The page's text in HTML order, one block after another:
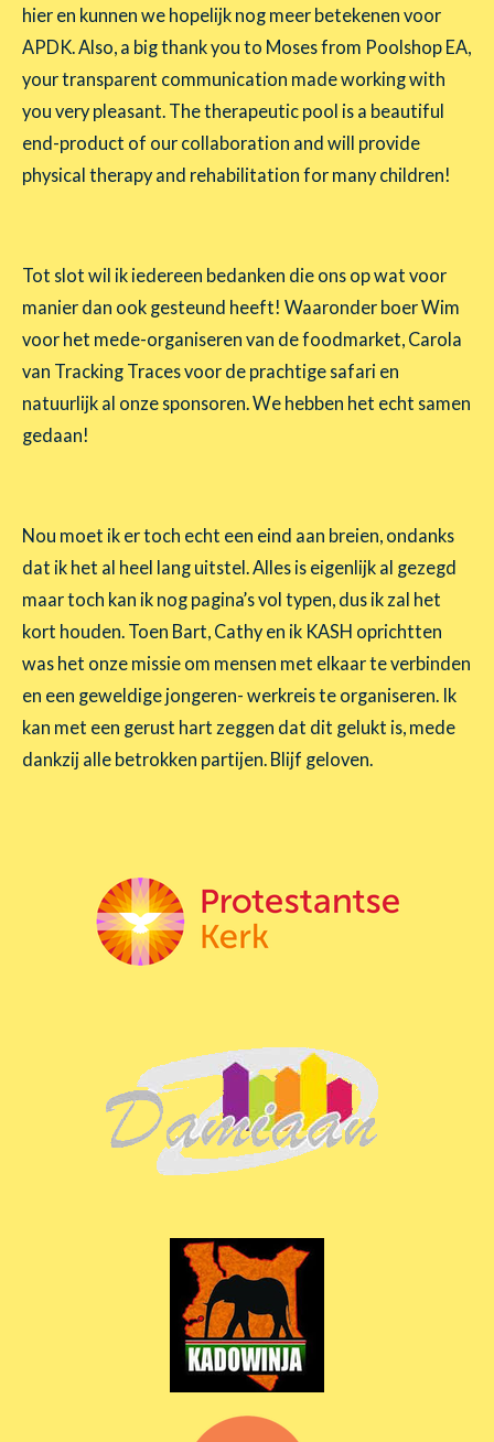
hier en kunnen we hopelijk nog meer betekenen voor
APDK. Also, a big thank you to Moses from Poolshop EA,
your transparent communication made working with
you very pleasant. The therapeutic pool is a beautiful
end-product of our collaboration and will provide
physical therapy and rehabilitation for many children!
Tot slot wil ik iedereen bedanken die ons op wat voor
manier dan ook gesteund heeft! Waaronder boer Wim
voor het mede-organiseren van de foodmarket, Carola
van Tracking Traces voor de prachtige safari en
natuurlijk al onze sponsoren. We hebben het echt samen
gedaan!
Nou moet ik er toch echt een eind aan breien, ondanks
dat ik het al heel lang uitstel. Alles is eigenlijk al gezegd
maar toch kan ik nog pagina’s vol typen, dus ik zal het
kort houden. Toen Bart, Cathy en ik KASH oprichtten
was het onze missie om mensen met elkaar te verbinden
en een geweldige jongeren- werkreis te organiseren. Ik
kan met een gerust hart zeggen dat dit gelukt is, mede
dankzij alle betrokken partijen. Blijf geloven.